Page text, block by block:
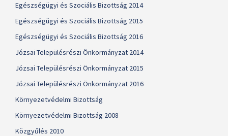
Egészségügyi és Szociális Bizottság 2014
Egészségügyi és Szociális Bizottság 2015
Egészségügyi és Szociális Bizottság 2016
Józsai Településrészi Önkormányzat 2014
Józsai Településrészi Önkormányzat 2015
Józsai Településrészi Önkormányzat 2016
Környezetvédelmi Bizottság
Környezetvédelmi Bizottság 2008
Közgyűlés 2010